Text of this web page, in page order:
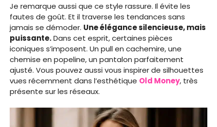
Je remarque aussi que ce style rassure. Il évite les
fautes de goût. Et il traverse les tendances sans
jamais se démoder. Une élégance silencieuse, mais
puissante.Dans cet esprit, certaines pièces
iconiques s’imposent. Un pull en cachemire, une
chemise en popeline, un pantalon parfaitement
ajusté. Vous pouvez aussi vous inspirer de silhouettes
vues récemment dans l’esthétique Old Money, très
présente sur les réseaux.